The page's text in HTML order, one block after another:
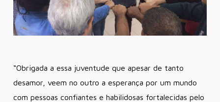
“Obrigada a essa juventude que apesar de tanto
desamor, veem no outro a esperança por um mundo
com pessoas confiantes e habilidosas fortalecidas pelo